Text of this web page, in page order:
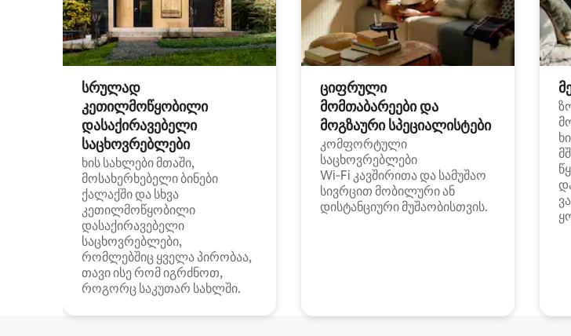
სრულად
კეთილმოწყობილი
დასაქირავებელი
საცხოვრებლები
ხის სახლები მთაში,
მოსახერხებელი ბინები
ქალაქში და სხვა
კეთილმოწყობილი
დასაქირავებელი
საცხოვრებლები,
რომლებშიც ყველა პირობაა,
თავი ისე რომ იგრძნოთ,
როგორც საკუთარ სახლში.
ციფრული
მომთაბარეები და
მოგზაური სპეციალისტები
კომფორტული
საცხოვრებლები
Wi‑Fi კავშირითა და სამუშაო
სივრცით მობილური ან
დისტანციური მუშაობისთვის.